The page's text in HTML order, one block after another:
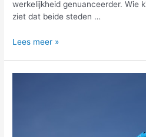
werkelijkheid genuanceerder. Wie
ziet dat beide steden …
Amsterdam
Lees meer »